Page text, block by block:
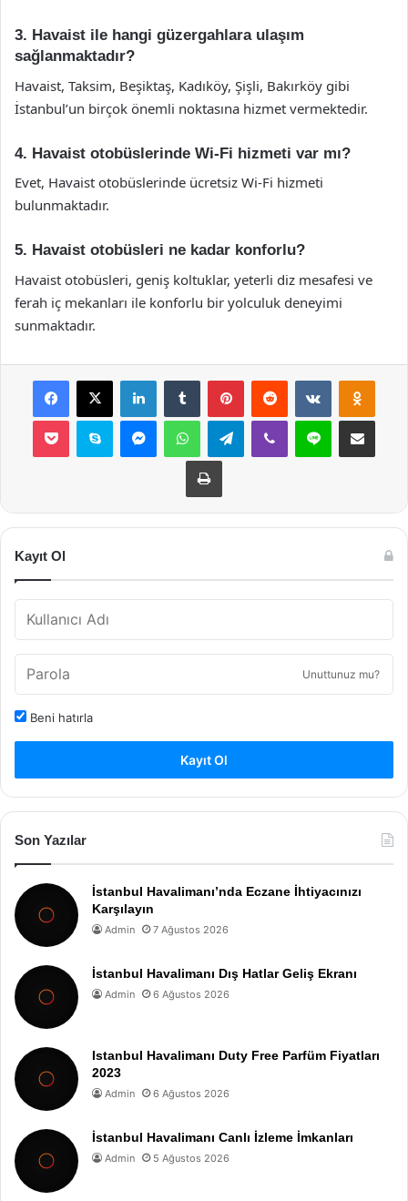
3. Havaist ile hangi güzergahlara ulaşım
sağlanmaktadır?
Havaist, Taksim, Beşiktaş, Kadıköy, Şişli, Bakırköy gibi
İstanbul’un birçok önemli noktasına hizmet vermektedir.
4. Havaist otobüslerinde Wi-Fi hizmeti var mı?
Evet, Havaist otobüslerinde ücretsiz Wi-Fi hizmeti
bulunmaktadır.
5. Havaist otobüsleri ne kadar konforlu?
Havaist otobüsleri, geniş koltuklar, yeterli diz mesafesi ve
ferah iç mekanları ile konforlu bir yolculuk deneyimi
sunmaktadır.
Facebook
X LinkedInTumblr PinterestReddit VKontakte
Pocket Skype MessengerWhatsAppTelegramViber Line E-Posta ile
Yazdır
Kayıt Ol
Unuttunuz mu?
Beni hatırla
Kayıt Ol
Son Yazılar
İstanbul Havalimanı’nda Eczane İhtiyacınızı
Karşılayın
Admin 7 Ağustos 2026
İstanbul Havalimanı Dış Hatlar Geliş Ekranı
Admin 6 Ağustos 2026
Istanbul Havalimanı Duty Free Parfüm Fiyatları
2023
Admin 6 Ağustos 2026
İstanbul Havalimanı Canlı İzleme İmkanları
Admin 5 Ağustos 2026